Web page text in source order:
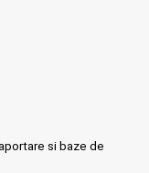
si baze de